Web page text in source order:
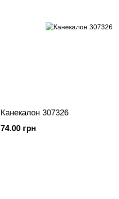
Канекалон 307326
74.00 грн